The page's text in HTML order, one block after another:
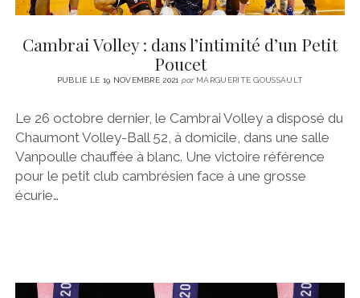
Cambrai Volley : dans l’intimité d’un Petit
Poucet
PUBLIÉ LE 19 NOVEMBRE 2021 parMARGUERITE GOUSSAULT
Le 26 octobre dernier, le Cambrai Volley a disposé du
Chaumont Volley-Ball 52, à domicile, dans une salle
Vanpoulle chauffée à blanc. Une victoire référence
pour le petit club cambrésien face à une grosse
écurie…